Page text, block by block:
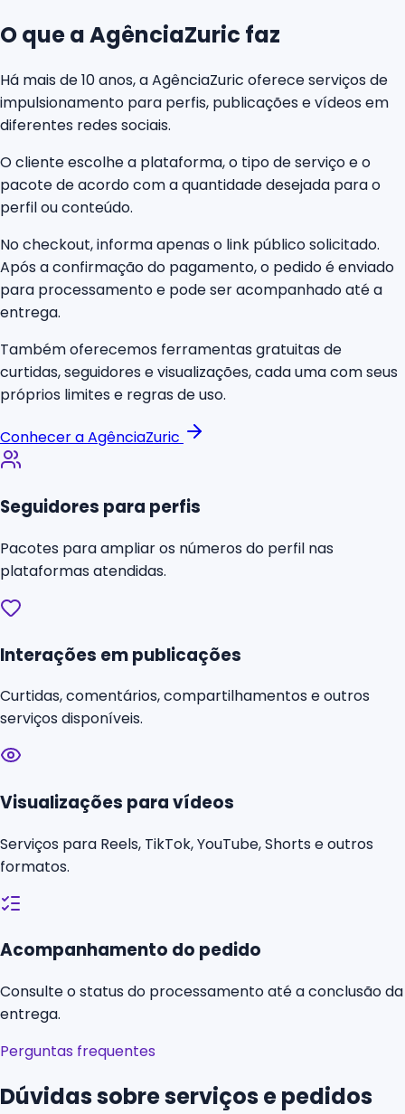
O que a AgênciaZuric faz
Há mais de 10 anos, a AgênciaZuric oferece serviços de
impulsionamento para perfis, publicações e vídeos em
diferentes redes sociais.
O cliente escolhe a plataforma, o tipo de serviço e o
pacote de acordo com a quantidade desejada para o
perfil ou conteúdo.
No checkout, informa apenas o link público solicitado.
Após a confirmação do pagamento, o pedido é enviado
para processamento e pode ser acompanhado até a
entrega.
Também oferecemos ferramentas gratuitas de
curtidas, seguidores e visualizações, cada uma com seus
próprios limites e regras de uso.
Conhecer a AgênciaZuric
Seguidores para perfis
Pacotes para ampliar os números do perfil nas
plataformas atendidas.
Interações em publicações
Curtidas, comentários, compartilhamentos e outros
serviços disponíveis.
Visualizações para vídeos
Serviços para Reels, TikTok, YouTube, Shorts e outros
formatos.
Acompanhamento do pedido
Consulte o status do processamento até a conclusão da
entrega.
Perguntas frequentes
Dúvidas sobre serviços e pedidos